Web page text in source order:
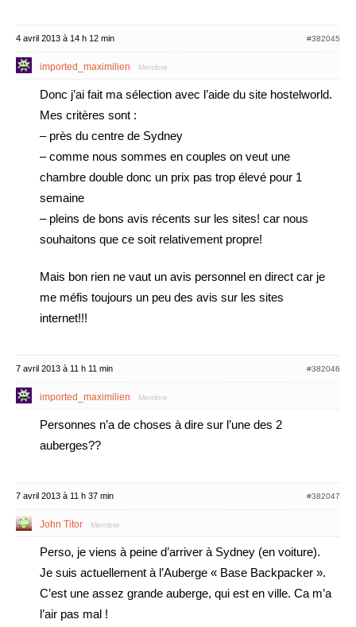
4 avril 2013 à 14 h 12 min #382045
imported_maximilien Membre
Donc j’ai fait ma sélection avec l’aide du site hostelworld.
Mes critères sont :
– près du centre de Sydney
– comme nous sommes en couples on veut une
chambre double donc un prix pas trop élevé pour 1
semaine
– pleins de bons avis récents sur les sites! car nous
souhaitons que ce soit relativement propre!
Mais bon rien ne vaut un avis personnel en direct car je
me méfis toujours un peu des avis sur les sites
internet!!!
7 avril 2013 à 11 h 11 min #382046
imported_maximilien Membre
Personnes n’a de choses à dire sur l’une des 2
auberges??
7 avril 2013 à 11 h 37 min #382047
John Titor Membre
Perso, je viens à peine d’arriver à Sydney (en voiture).
Je suis actuellement à l’Auberge « Base Backpacker ».
C’est une assez grande auberge, qui est en ville. Ca m’a
l’air pas mal !